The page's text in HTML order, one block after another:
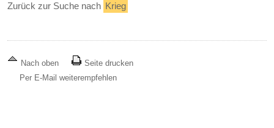
Zurück zur Suche nach Krieg
Nach oben
Seite drucken
Per E-Mail weiterempfehlen